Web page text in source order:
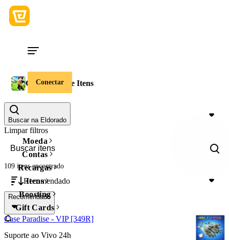
Conectar
Buscar na Eldorado
Moeda
Contas
Recargas
Itens
Boosting
Gift Cards
Suporte ao Vivo 24h
Case Paradise Itens
Valor
Limpar filtros
109 itensencontrado
Recomendado
Recomendado
Case Paradise - VIP [349R]